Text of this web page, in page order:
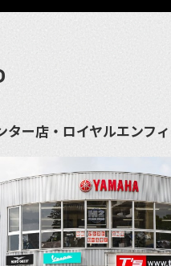
ター店・ロイヤルエンフ